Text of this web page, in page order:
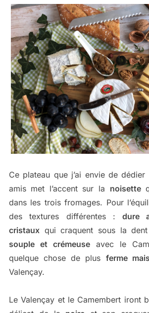
Ce plateau que j’ai envie de
amis met l’accent sur la noisette
dans les trois fromages. Pour
des textures différentes :dure
cristauxqui craquent sous la
souple et crémeuseavec le
quelque chose de plus ferme
Valençay.
Le Valençay et le Camembert iront